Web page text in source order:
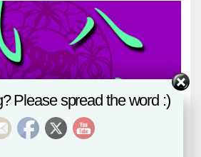
EDITOR
Please spread the word :)